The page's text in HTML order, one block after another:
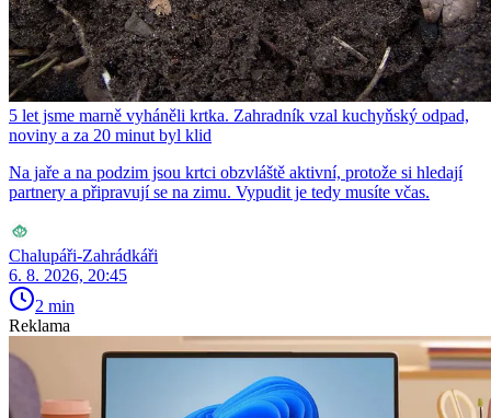
5 let jsme marně vyháněli krtka. Zahradník vzal kuchyňský odpad,
noviny a za 20 minut byl klid
Na jaře a na podzim jsou krtci obzvláště aktivní, protože si hledají
partnery a připravují se na zimu. Vypudit je tedy musíte včas.
Chalupáři-Zahrádkáři
6. 8. 2026, 20:45
2 min
Reklama